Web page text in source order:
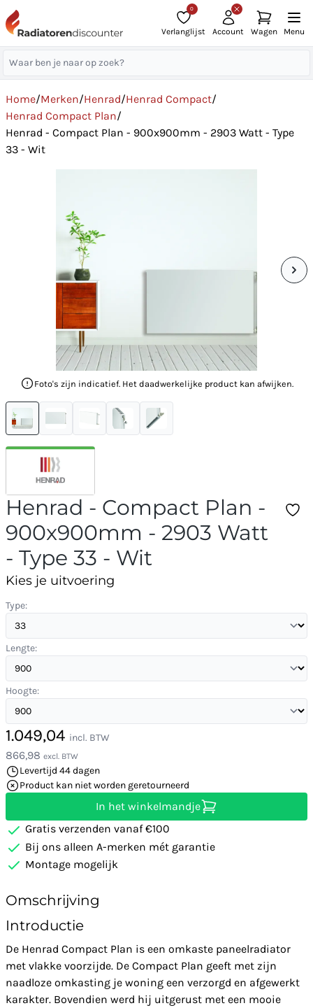
0
Verlanglijst Account Wagen Menu
Home/Merken/Henrad/Henrad Compact/
Henrad Compact Plan/
Henrad - Compact Plan - 900x900mm - 2903 Watt - Type
33 - Wit
Foto's zijn indicatief. Het daadwerkelijke product kan afwijken.
Henrad - Compact Plan -
900x900mm - 2903 Watt
- Type 33 - Wit
Kies je uitvoering
Type:
Lengte:
Hoogte:
1.049,04 incl. BTW
866,98 excl. BTW
Levertijd 44 dagen
Product kan niet worden geretourneerd
In het winkelmandje
Gratis verzenden vanaf €100
Bij ons alleen A-merken mét garantie
Montage mogelijk
Omschrijving
Introductie
De Henrad Compact Plan is een omkaste paneelradiator
met vlakke voorzijde. De Compact Plan geeft met zijn
naadloze omkasting je woning een verzorgd en afgewerkt
karakter. Bovendien werd hij uitgerust met een mooie